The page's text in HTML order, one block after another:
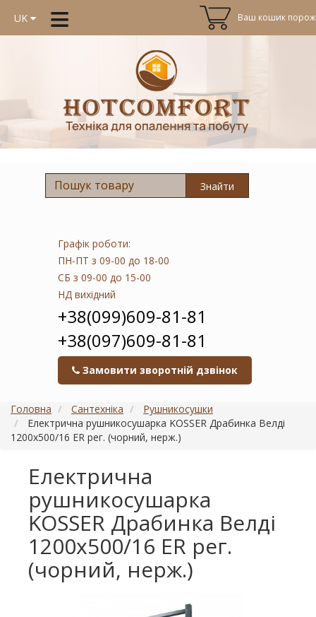
UK ≡ Ваш кошик
Знайти
Графік роботи:
ПН-ПТ з 09-00 до 18-00
СБ з 09-00 до 15-00
НДвихідний
+38(099)609-81-81
+38(097)609-81-81
Замовити зворотній дзвінок
Головна Сантехніка
Рушникосушки
Електрична рушникосушарка KOSSER Драбинка Велді
1200х500/16 ЕR рег. (чорний, нерж.)
Електрична
рушникосушарка
KOSSER Драбинка Велді
1200х500/16 ЕR рег.
(чорний, нерж.)